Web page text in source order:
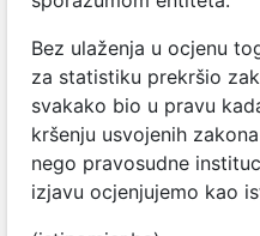
Bez ulaženja u ocjenu
za statistiku prekršio
svakako bio u pravu
kršenju usvojenih
nego pravosudne
izjavu ocjenjujemo kao